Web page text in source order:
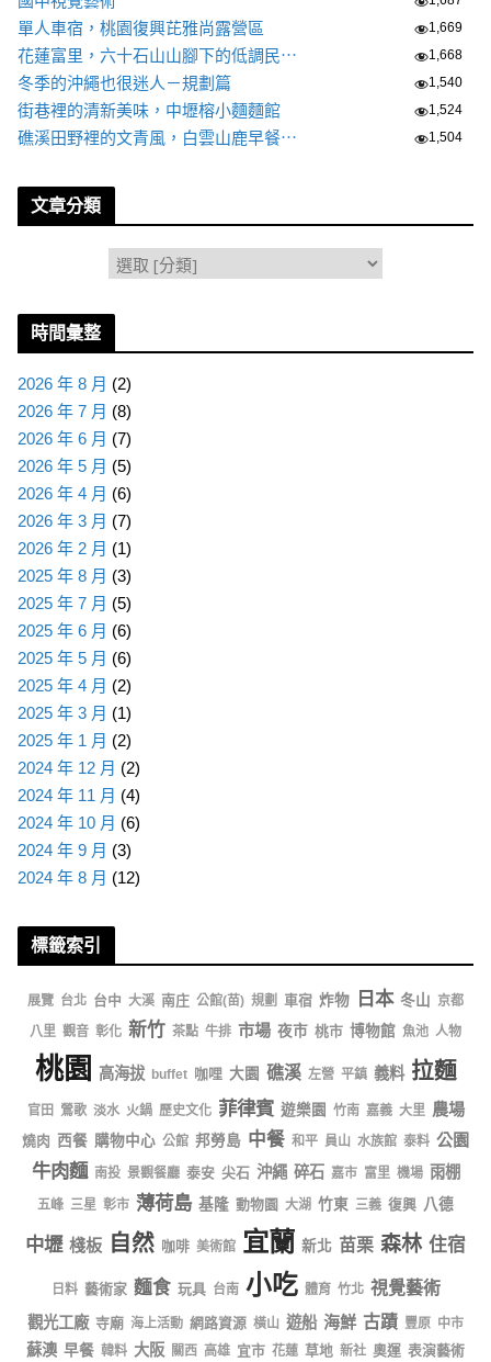
單人車宿，桃園復興芘雅尚露營區 1,669
花蓮富里，六十石山山腳下的低調民⋯ 1,668
冬季的沖繩也很迷人－規劃篇 1,540
街巷裡的清新美味，中壢榕小麵麵館 1,524
礁溪田野裡的文青風，白雲山鹿早餐⋯ 1,504
文章分類
分
時間彙整
2026 年 8 月 (2)
2026 年 7 月 (8)
2026 年 6 月 (7)
2026 年 5 月 (5)
2026 年 4 月 (6)
2026 年 3 月 (7)
2026 年 2 月 (1)
2025 年 8 月 (3)
2025 年 7 月 (5)
2025 年 6 月 (6)
2025 年 5 月 (6)
2025 年 4 月 (2)
2025 年 3 月 (1)
2025 年 1 月 (2)
2024 年 12 月 (2)
2024 年 11 月 (4)
2024 年 10 月 (6)
2024 年 9 月 (3)
2024 年 8 月 (12)
標籤索引
展覽 台北 台中 大溪 南庄 公館(苗) 規劃 車宿 炸物 日本 冬山 京都
八里 觀音 彰化 新竹 茶點 牛排 市場 夜市 桃市 博物館 魚池 人物
桃園 高海拔 buffet 咖哩 大園 礁溪 左營 平鎮 義料 拉麵
官田 鶯歌 淡水 火鍋 歷史文化 菲律賓 遊樂園 竹南 嘉義 大里 農場
燒肉 西餐 購物中心 公館 邦勞島 中餐 和平 員山 水族館 泰料 公園
牛肉麵 南投 景觀餐廳 泰安 尖石 沖繩 碎石 嘉市 富里 機場 雨棚
五峰 三星 彰市 薄荷島 基隆 動物園 大湖 竹東 三義 復興 八德
中壢 棧板 自然 咖啡 美術館 宜蘭 新北 苗栗 森林 住宿
日料 藝術家 麵食 玩具 台南 小吃 體育 竹北 視覺藝術
觀光工廠 寺廟 海上活動 網路資源 橫山 遊船 海鮮 古蹟 豐原 中市
蘇澳 早餐 韓料 大阪 關西 高雄 宜市 花蓮 草地 新社 奧運 表演藝術